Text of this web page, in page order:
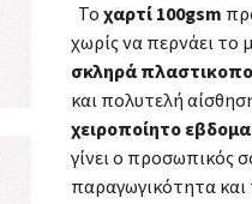
Τοχαρτί 100gsm
χωρίς να περνάει το
σκληρά
και πολυτελή
χειροποίητο
γίνει ο προσωπικός
παραγωγικότητα